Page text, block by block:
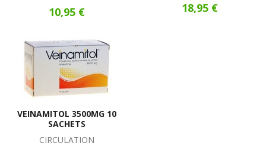
10,95 € 18,95 €
VEINAMITOL 3500MG 10
SACHETS
CIRCULATION